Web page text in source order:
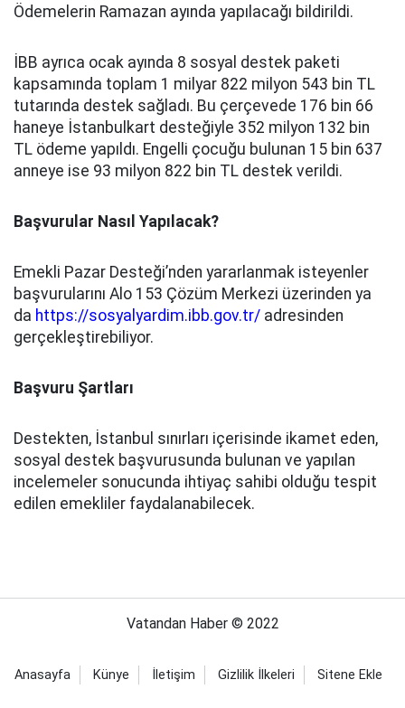
Ödemelerin Ramazan ayında yapılacağı bildirildi.
İBB ayrıca ocak ayında 8 sosyal destek paketi
kapsamında toplam 1 milyar 822 milyon 543 bin TL
tutarında destek sağladı. Bu çerçevede 176 bin 66
haneye İstanbulkart desteğiyle 352 milyon 132 bin
TL ödeme yapıldı. Engelli çocuğu bulunan 15 bin 637
anneye ise 93 milyon 822 bin TL destek verildi.
Başvurular Nasıl Yapılacak?
Emekli Pazar Desteği’nden yararlanmak isteyenler
başvurularını Alo 153 Çözüm Merkezi üzerinden ya
da https://sosyalyardim.ibb.gov.tr/ adresinden
gerçekleştirebiliyor.
Başvuru Şartları
Destekten, İstanbul sınırları içerisinde ikamet eden,
sosyal destek başvurusunda bulunan ve yapılan
incelemeler sonucunda ihtiyaç sahibi olduğu tespit
edilen emekliler faydalanabilecek.
Vatandan Haber © 2022
Anasayfa Künye İletişim Gizlilik İlkeleri Sitene Ekle